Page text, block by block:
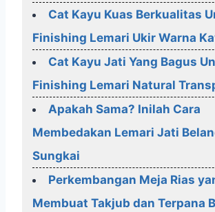
Cat Kayu Kuas Berkualitas
Finishing Lemari Ukir Warna
Cat Kayu Jati Yang Bagus
Finishing Lemari Natural
Apakah Sama? Inilah Cara
Membedakan Lemari Jati
Sungkai
Perkembangan Meja Rias
Membuat Takjub dan Terpana